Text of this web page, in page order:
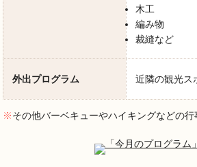
木工
編み物
裁縫など
外出プログラム 近隣の観光ス
※その他バーベキューやハイキングなどの行